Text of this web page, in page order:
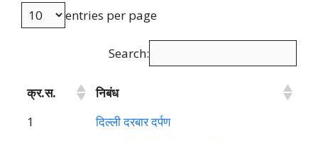
entries per page
Search:
क्र.स.
निबंध
1
दिल्ली दरबार दर्पण